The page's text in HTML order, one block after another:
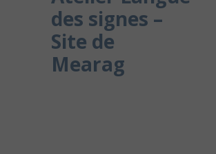
des signes –
Site de
Mearag